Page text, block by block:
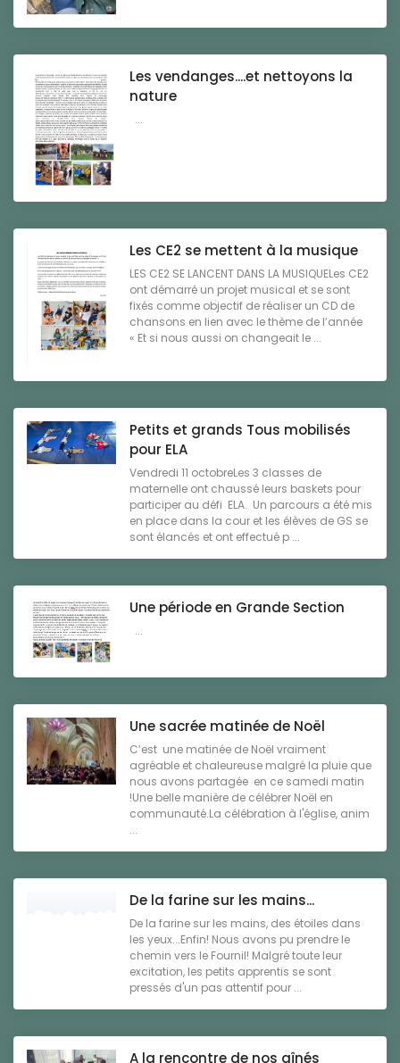
Les vendanges....et nettoyons la
nature
...
Les CE2 se mettent à la musique
LES CE2 SE LANCENT DANS LA MUSIQUELes CE2
ont démarré un projet musical et se sont
fixés comme objectif de réaliser un CD de
chansons en lien avec le thème de l’année
« Et si nous aussi on changeait le ...
Petits et grands Tous mobilisés
pour ELA
Vendredi 11 octobreLes 3 classes de
maternelle ont chaussé leurs baskets pour
participer au défi ELA. Un parcours a été mis
en place dans la cour et les élèves de GS se
sont élancés et ont effectué p ...
Une période en Grande Section
...
Une sacrée matinée de Noël
C’est une matinée de Noël vraiment
agréable et chaleureuse malgré la pluie que
nous avons partagée en ce samedi matin
!Une belle manière de célébrer Noël en
communauté.La célébration à l'église, anim
...
De la farine sur les mains...
De la farine sur les mains, des étoiles dans
les yeux...Enfin! Nous avons pu prendre le
chemin vers le Fournil! Malgré toute leur
excitation, les petits apprentis se sont
pressés d'un pas attentif pour ...
A la rencontre de nos aînés